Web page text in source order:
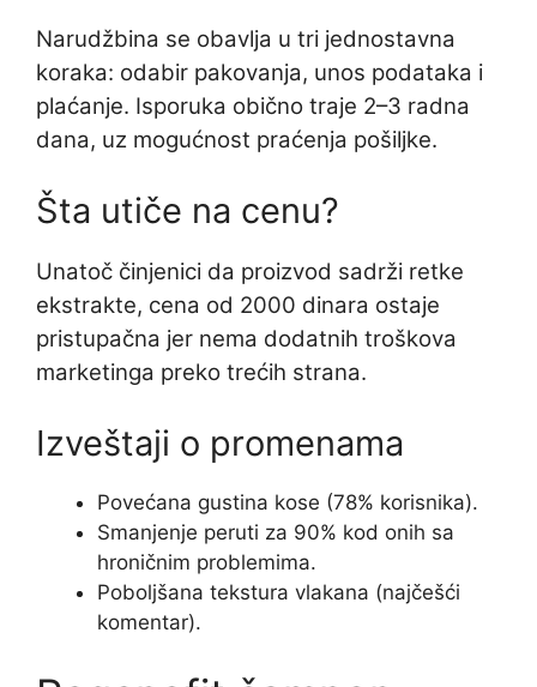
Narudžbina se obavlja u tri jednostavna
koraka: odabir pakovanja, unos podataka i
plaćanje. Isporuka obično traje 2–3 radna
dana, uz mogućnost praćenja pošiljke.
Šta utiče na cenu?
Unatoč činjenici da proizvod sadrži retke
ekstrakte, cena od 2000 dinara ostaje
pristupačna jer nema dodatnih troškova
marketinga preko trećih strana.
Izveštaji o promenama
Povećana gustina kose (78% korisnika).
Smanjenje peruti za 90% kod onih sa
hroničnim problemima.
Poboljšana tekstura vlakana (najčešći
komentar).